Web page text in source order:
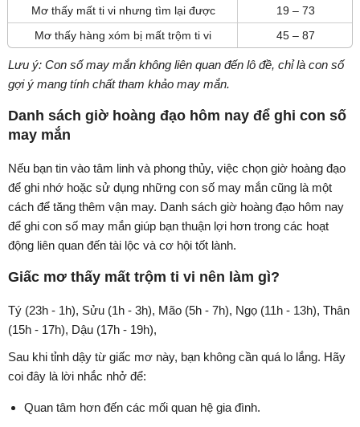
Mơ thấy mất ti vi nhưng tìm lại được
19 – 73
Mơ thấy hàng xóm bị mất trộm ti vi
45 – 87
Lưu ý: Con số may mắn không liên quan đến lô đề, chỉ là con số
gợi ý mang tính chất tham khảo may mắn.
Danh sách giờ hoàng đạo hôm nay để ghi con số
may mắn
Nếu bạn tin vào tâm linh và phong thủy, việc chọn giờ hoàng đạo
để ghi nhớ hoặc sử dụng những con số may mắn cũng là một
cách để tăng thêm vận may. Danh sách giờ hoàng đạo hôm nay
để ghi con số may mắn giúp bạn thuận lợi hơn trong các hoạt
động liên quan đến tài lộc và cơ hội tốt lành.
Giấc mơ thấy mất trộm ti vi nên làm gì?
Tý (23h - 1h), Sửu (1h - 3h), Mão (5h - 7h), Ngọ (11h - 13h), Thân
(15h - 17h), Dậu (17h - 19h),
Sau khi tỉnh dậy từ giấc mơ này, bạn không cần quá lo lắng. Hãy
coi đây là lời nhắc nhở để:
Quan tâm hơn đến các mối quan hệ gia đình.